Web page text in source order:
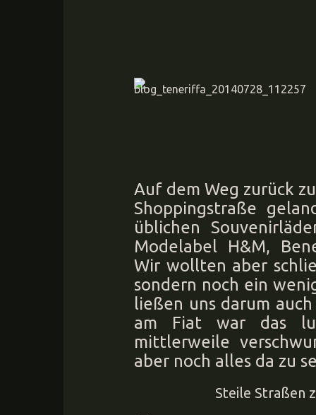
Auf dem Weg zurück
Shoppingstraße
üblichen
Modelabel H&M,
Wir wollten aber
sondern noch ein
ließen uns darum
am Fiat war das
mittlerweile
aber noch alles da zu
Steile Straßen